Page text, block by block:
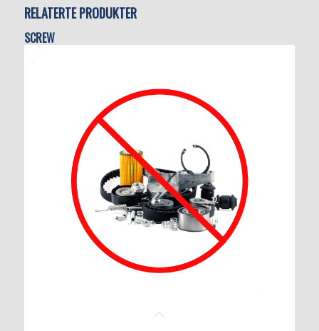
RELATERTE PRODUKTER
SCREW